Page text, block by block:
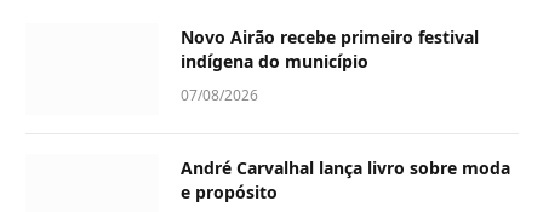
Novo Airão recebe primeiro festival
indígena do município
07/08/2026
André Carvalhal lança livro sobre moda
e propósito